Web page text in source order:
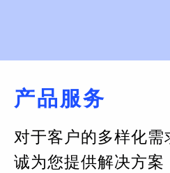
产品服务
对于客户的多样化需
诚为您提供解决方案